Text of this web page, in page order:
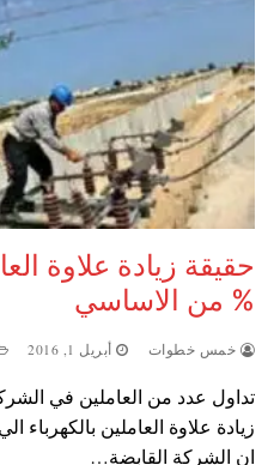
% من الاساسي
خمس خطوات أبريل 1, 2016
تداول عدد من العاملين في
ان الشركة القابضة…